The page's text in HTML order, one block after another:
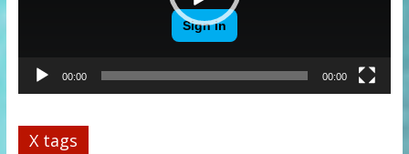
00:00 00:00
X tags